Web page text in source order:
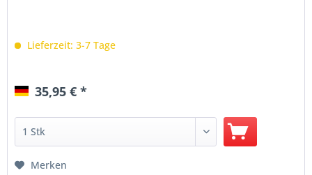
Lieferzeit: 3-7 Tage
35,95 € *
Merken